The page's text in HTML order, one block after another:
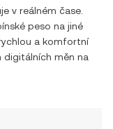
v reálném čase.
peso na jiné
a komfortní
digitálních měn na